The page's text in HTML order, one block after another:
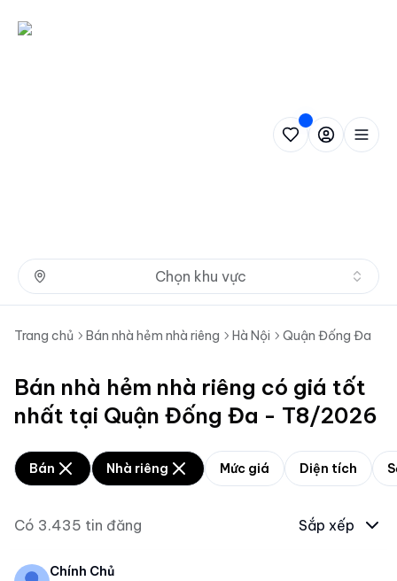
Chọn khu vực
Trang chủ Bán nhà hẻm nhà riêng Hà Nội Quận Đống Đa
Bán nhà hẻm nhà riêng có giá tốt
nhất tại Quận Đống Đa - T8/2026
Bán Nhà riêng Mức giá Diện tích
Có 3.435 tin đăng Sắp xếp
Chính Chủ